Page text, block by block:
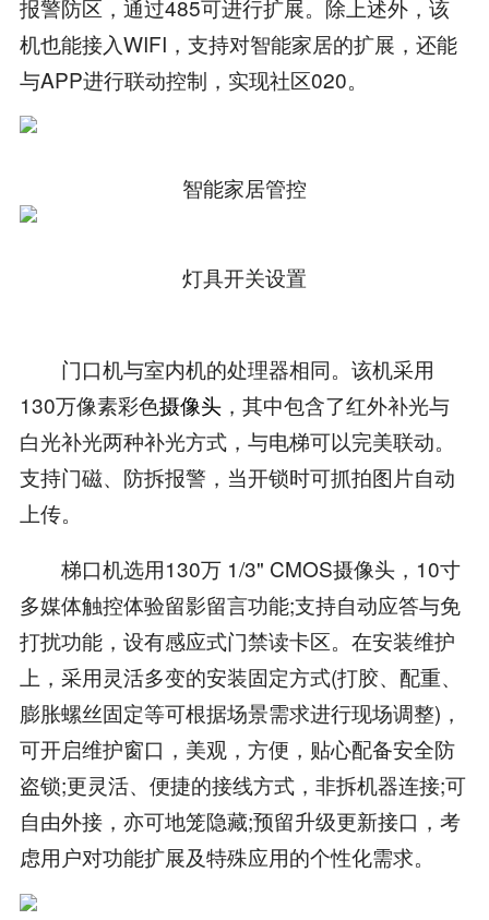
报警防区，通过485可进行扩展。除上述外，该
机也能接入WIFI，支持对智能家居的扩展，还能
与APP进行联动控制，实现社区020。
智能家居管控
灯具开关设置
门口机与室内机的处理器相同。该机采用
130万像素彩色摄像头，其中包含了红外补光与
白光补光两种补光方式，与电梯可以完美联动。
支持门磁、防拆报警，当开锁时可抓拍图片自动
上传。
梯口机选用130万 1/3" CMOS摄像头，10寸
多媒体触控体验留影留言功能;支持自动应答与免
打扰功能，设有感应式门禁读卡区。在安装维护
上，采用灵活多变的安装固定方式(打胶、配重、
膨胀螺丝固定等可根据场景需求进行现场调整)，
可开启维护窗口，美观，方便，贴心配备安全防
盗锁;更灵活、便捷的接线方式，非拆机器连接;可
自由外接，亦可地笼隐藏;预留升级更新接口，考
虑用户对功能扩展及特殊应用的个性化需求。